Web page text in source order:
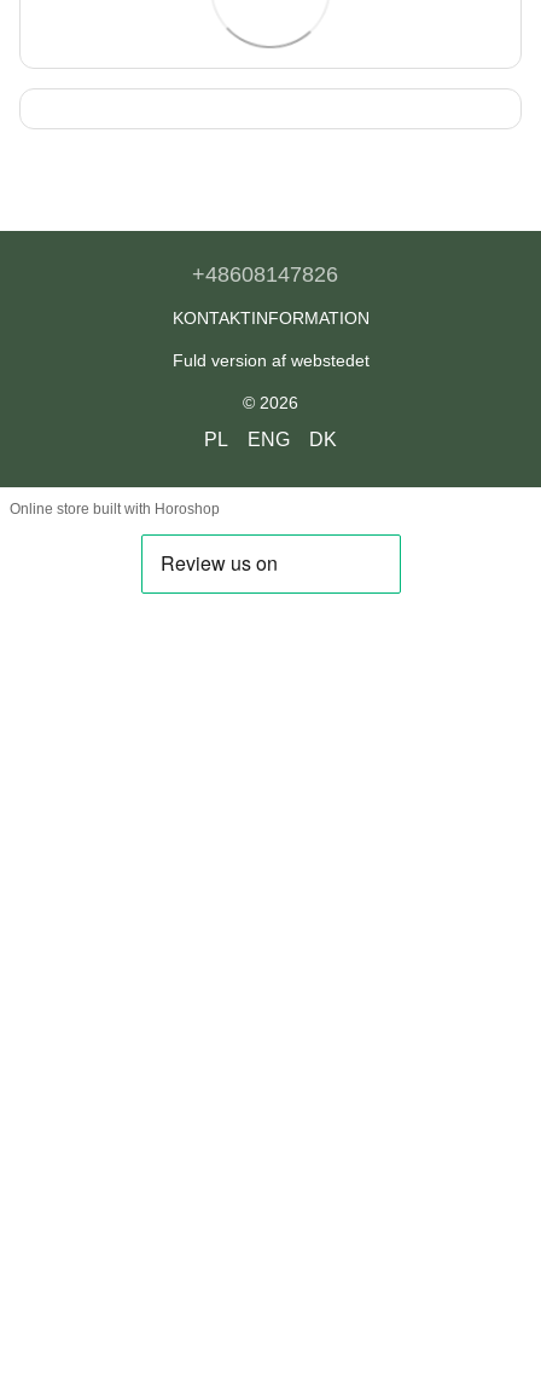
+48608147826
KONTAKTINFORMATION
Fuld version af webstedet
© 2026
PL ENG DK
Online store built with Horoshop